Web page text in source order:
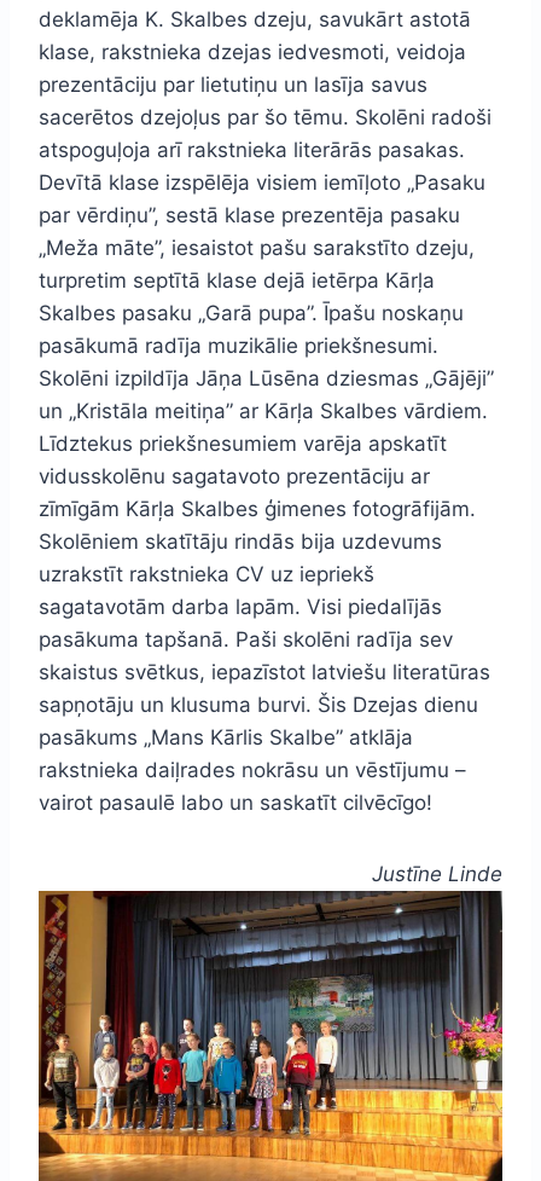
deklamēja K. Skalbes dzeju, savukārt astotā
klase, rakstnieka dzejas iedvesmoti, veidoja
prezentāciju par lietutiņu un lasīja savus
sacerētos dzejoļus par šo tēmu. Skolēni radoši
atspoguļoja arī rakstnieka literārās pasakas.
Devītā klase izspēlēja visiem iemīļoto „Pasaku
par vērdiņu”, sestā klase prezentēja pasaku
„Meža māte”, iesaistot pašu sarakstīto dzeju,
turpretim septītā klase dejā ietērpa Kārļa
Skalbes pasaku „Garā pupa”. Īpašu noskaņu
pasākumā radīja muzikālie priekšnesumi.
Skolēni izpildīja Jāņa Lūsēna dziesmas „Gājēji”
un „Kristāla meitiņa” ar Kārļa Skalbes vārdiem.
Līdztekus priekšnesumiem varēja apskatīt
vidusskolēnu sagatavoto prezentāciju ar
zīmīgām Kārļa Skalbes ģimenes fotogrāfijām.
Skolēniem skatītāju rindās bija uzdevums
uzrakstīt rakstnieka CV uz iepriekš
sagatavotām darba lapām. Visi piedalījās
pasākuma tapšanā. Paši skolēni radīja sev
skaistus svētkus, iepazīstot latviešu literatūras
sapņotāju un klusuma burvi. Šis Dzejas dienu
pasākums „Mans Kārlis Skalbe” atklāja
rakstnieka daiļrades nokrāsu un vēstījumu –
vairot pasaulē labo un saskatīt cilvēcīgo!
Justīne Linde